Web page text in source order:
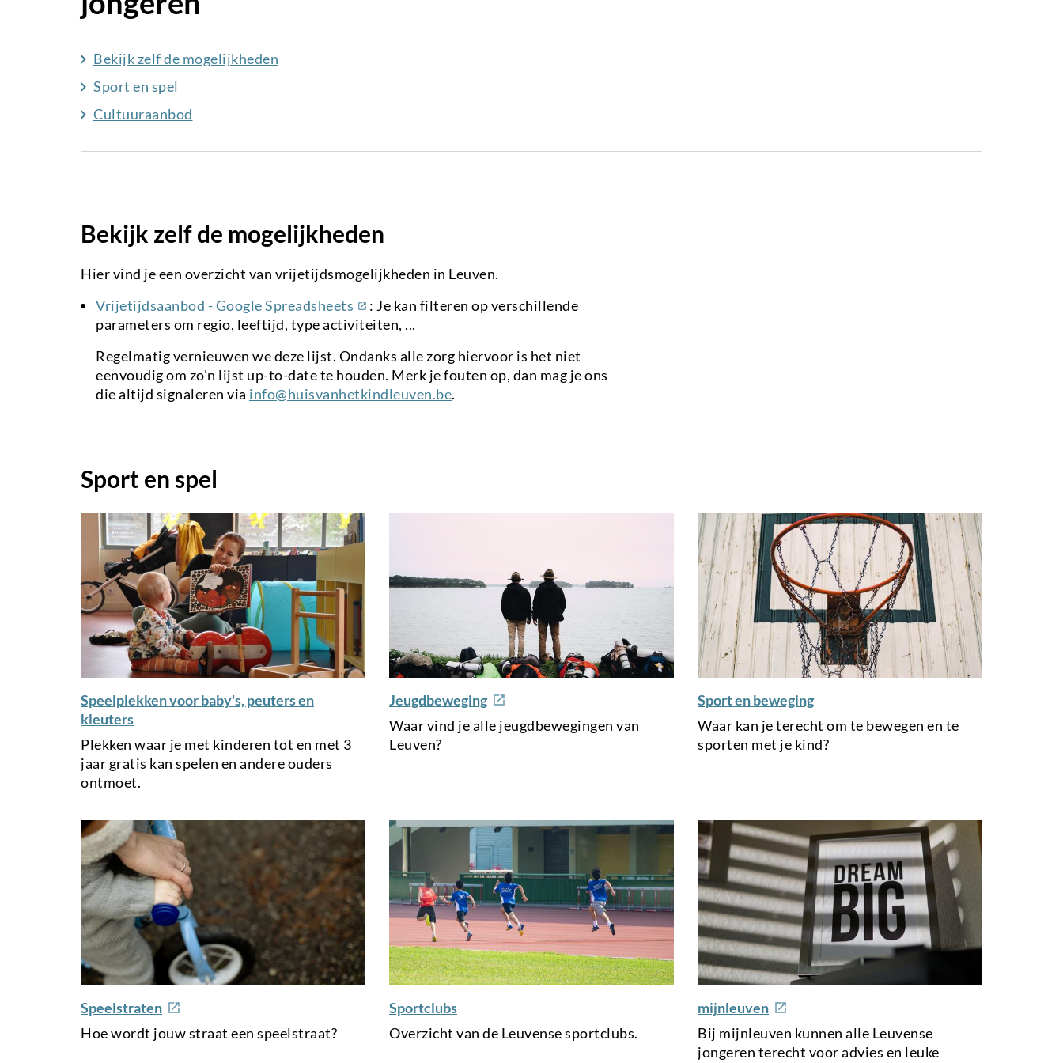
Bekijk zelf de mogelijkheden
Sport en spel
Cultuuraanbod
Bekijk zelf de mogelijkheden
Hier vind je een overzicht van vrijetijdsmogelijkheden in Leuven.
Vrijetijdsaanbod - Google Spreadsheets (externe
link)
: Je kan filteren op verschillende
parameters om regio, leeftijd, type activiteiten, ...
Regelmatig vernieuwen we deze lijst. Ondanks alle zorg hiervoor is het niet
eenvoudig om zo'n lijst up-to-date te houden. Merk je fouten op, dan mag je ons
die altijd signaleren via info@huisvanhetkindleuven.be.
Sport en spel
Speelplekken voor baby's, peuters en
kleuters
Plekken waar je met kinderen tot en met 3
jaar gratis kan spelen en andere ouders
ontmoet.
Jeugdbeweging
e
x
t
l
l
i
k
Waar vind je alle jeugdbewegingen van
Leuven?
Sport en beweging
Waar kan je terecht om te bewegen en te
sporten met je kind?
Speelstraten
e
xHoe wordt jouw straat een speelstraat?
Sportclubs
Overzicht van de Leuvense sportclubs.
mijnleuven
e
x
t
Bij mijnleuven kunnen alle Leuvense
jongeren terecht voor advies en leuke